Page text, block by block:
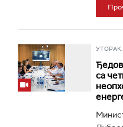
УТОРАК,
са